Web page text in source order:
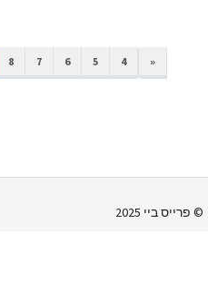
«
PREVIOUS
4
5
6
7
8
© פרייס ביי 2025